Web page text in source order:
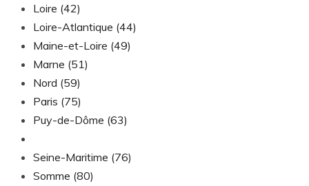
Loire (42)
Loire-Atlantique (44)
Maine-et-Loire (49)
Marne (51)
Nord (59)
Paris (75)
Puy-de-Dôme (63)
Seine-Maritime (76)
Somme (80)